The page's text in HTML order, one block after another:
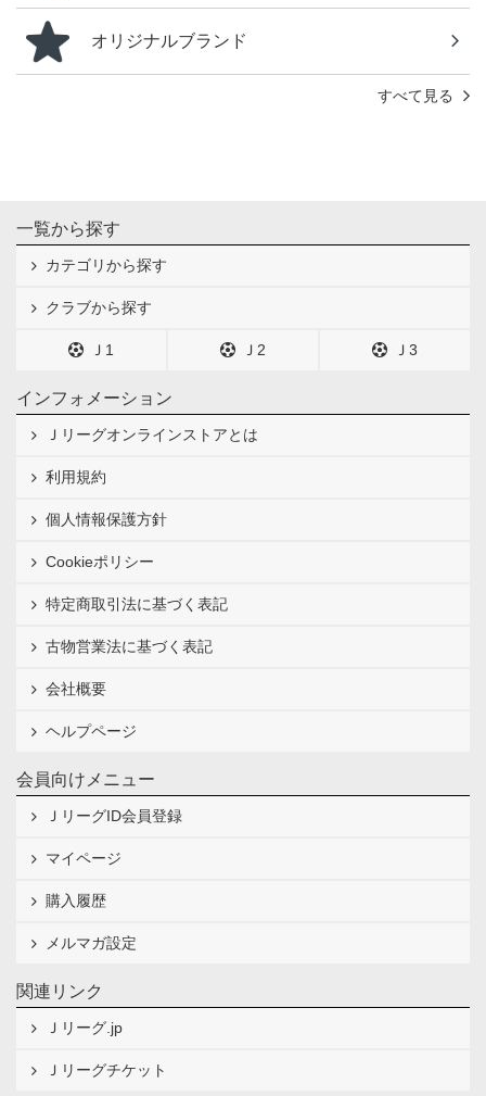
オリジナルブランド
すべて見る
一覧から探す
カテゴリから探す
クラブから探す
Ｊ1 Ｊ2 Ｊ3
インフォメーション
Ｊリーグオンラインストアとは
利用規約
個人情報保護方針
Cookieポリシー
特定商取引法に基づく表記
古物営業法に基づく表記
会社概要
ヘルプページ
会員向けメニュー
ＪリーグID会員登録
マイページ
購入履歴
メルマガ設定
関連リンク
Ｊリーグ.jp
Ｊリーグチケット